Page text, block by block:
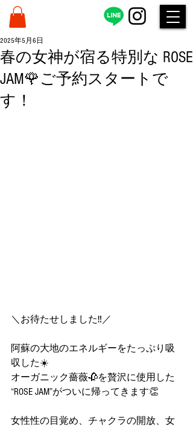
春の女神が宿る特別な ROSE
JAM🌹ご予約スタートで
す！
2025年5月6日
＼お待たせしました‼️／
阿蘇の大地のエネルギーをたっぷり吸
収した☀️
オーガニック薔薇🥀を贅沢に使用した
“ROSE JAM”がついに帰ってきます👏
女性性の目覚め、チャクラの開放、女